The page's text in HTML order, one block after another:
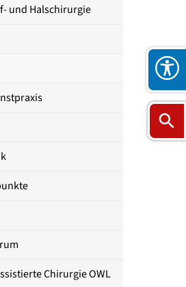
und Halschirurgie
Chirurgie OWL